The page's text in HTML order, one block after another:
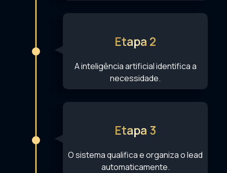
Etapa 2
A inteligência artificial identifica a
necessidade.
Etapa 3
O sistema qualifica e organiza o lead
automaticamente.